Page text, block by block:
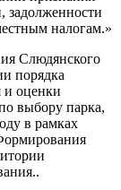
налогам.»
Слюдянского
порядка
и оценки
выбору парка,
в рамках